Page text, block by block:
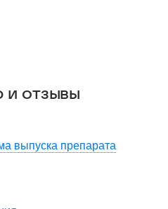
и отзывы
выпуска препарата